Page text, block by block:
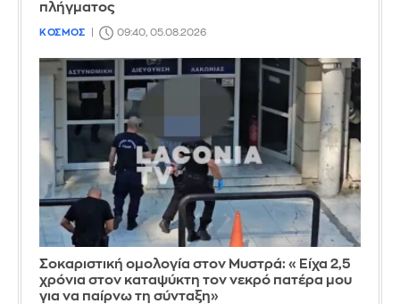
πλήγματος
ΚΟΣΜΟΣ 09:40, 05.08.2026
Σοκαριστική ομολογία στον Μυστρά: «Είχα 2,5
χρόνια στον καταψύκτη τον νεκρό πατέρα μου
για να παίρνω τη σύνταξη»